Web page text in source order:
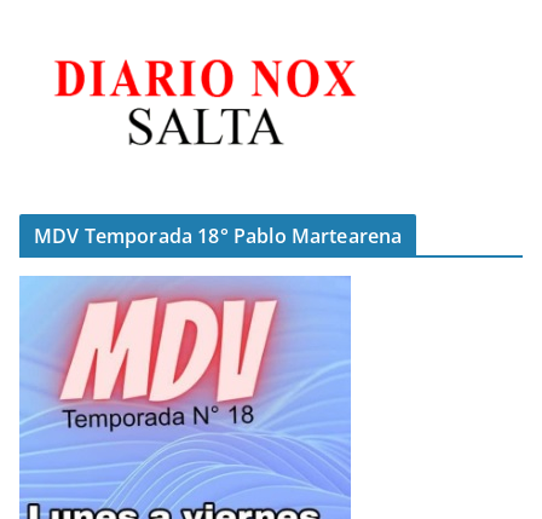
MDV Temporada 18° Pablo Martearena